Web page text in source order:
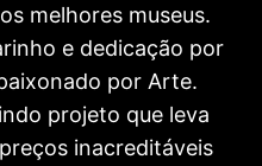
melhores museus.
e dedicação por
por Arte.
projeto que leva
inacreditáveis